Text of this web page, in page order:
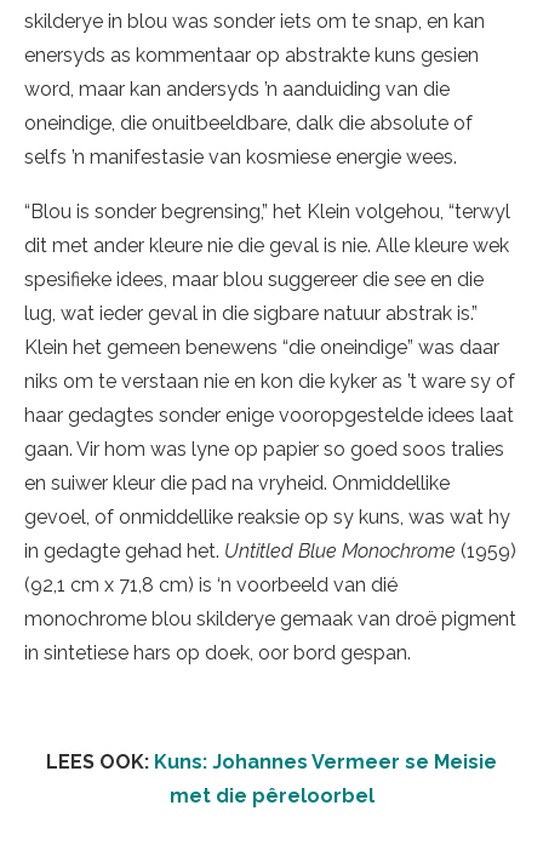
skilderye in blou was sonder iets om te snap, en kan
enersyds as kommentaar op abstrakte kuns gesien
word, maar kan andersyds ’n aanduiding van die
oneindige, die onuitbeeldbare, dalk die absolute of
selfs ’n manifestasie van kosmiese energie wees.
“Blou is sonder begrensing,” het Klein volgehou, “terwyl
dit met ander kleure nie die geval is nie. Alle kleure wek
spesifieke idees, maar blou suggereer die see en die
lug, wat ieder geval in die sigbare natuur abstrak is.”
Klein het gemeen benewens “die oneindige” was daar
niks om te verstaan nie en kon die kyker as ’t ware sy of
haar gedagtes sonder enige vooropgestelde idees laat
gaan. Vir hom was lyne op papier so goed soos tralies
en suiwer kleur die pad na vryheid. Onmiddellike
gevoel, of onmiddellike reaksie op sy kuns, was wat hy
in gedagte gehad het. Untitled Blue Monochrome (1959)
(92,1 cm x 71,8 cm) is ‘n voorbeeld van dié
monochrome blou skilderye gemaak van droë pigment
in sintetiese hars op doek, oor bord gespan.
LEES OOK: Kuns: Johannes Vermeer se Meisie
met die pêreloorbel